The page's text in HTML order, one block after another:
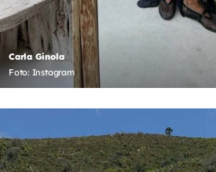
Carla Ginola
Foto: Instagram